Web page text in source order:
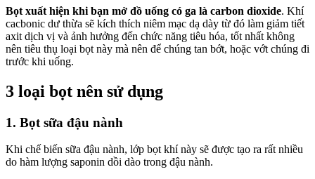
Bọt xuất hiện khi bạn mở đồ uống có ga là carbon dioxide. Khí
cacbonic dư thừa sẽ kích thích niêm mạc dạ dày từ đó làm giảm tiết
axit dịch vị và ảnh hưởng đến chức năng tiêu hóa, tốt nhất không
nên tiêu thụ loại bọt này mà nên để chúng tan bớt, hoặc vớt chúng đi
trước khi uống.
3 loại bọt nên sử dụng
1. Bọt sữa đậu nành
Khi chế biến sữa đậu nành, lớp bọt khí này sẽ được tạo ra rất nhiều
do hàm lượng saponin dồi dào trong đậu nành.